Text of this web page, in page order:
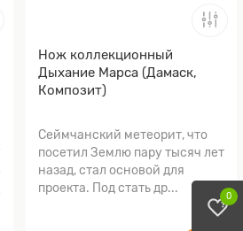
0
Нож коллекционный
Дыхание Марса (Дамаск,
Композит)
Сеймчанский метеорит, что
посетил Землю пару тысяч лет
назад, стал основой для
проекта. Под стать др...